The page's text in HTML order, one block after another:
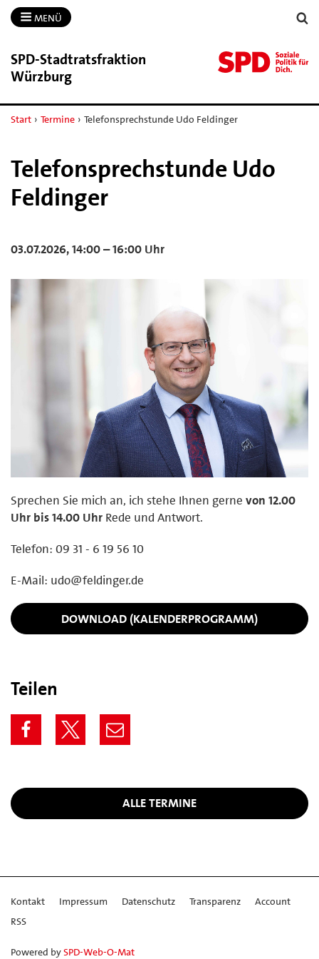
MENÜ
SPD-​Stadtratsfraktion
Würzburg
Start › Termine › Telefonsprechstunde Udo Feldinger
Telefonsprechstunde Udo
Feldinger
03.07.2026, 14:00 – 16:00 Uhr
Sprechen Sie mich an, ich stehe Ihnen gerne von 12.00
Uhr bis 14.00 Uhr Rede und Antwort.
Telefon: 09 31 - 6 19 56 10
E-Mail: udo@feldinger.de
DOWNLOAD (KALENDERPROGRAMM)
Teilen
ALLE TERMINE
Kontakt Impressum Datenschutz Transparenz
Account
RSS
Powered bySPD-Web-O-Mat